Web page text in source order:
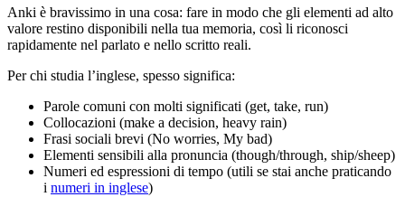
Anki è bravissimo in una cosa: fare in modo che gli elementi ad alto
valore restino disponibili nella tua memoria, così li riconosci
rapidamente nel parlato e nello scritto reali.
Per chi studia l’inglese, spesso significa:
Parole comuni con molti significati (get, take, run)
Collocazioni (make a decision, heavy rain)
Frasi sociali brevi (No worries, My bad)
Elementi sensibili alla pronuncia (though/through, ship/sheep)
Numeri ed espressioni di tempo (utili se stai anche praticando
i numeri in inglese)